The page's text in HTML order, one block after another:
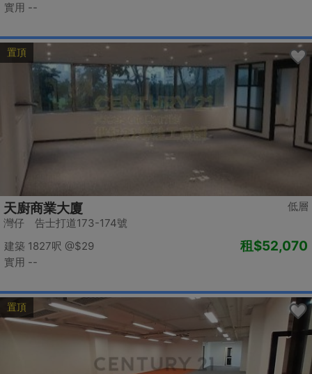
實用 --
置頂
低層
天廚商業大廈
灣仔 告士打道173-174號
建築 1827呎 @$29
實用 --
租$52,070
置頂